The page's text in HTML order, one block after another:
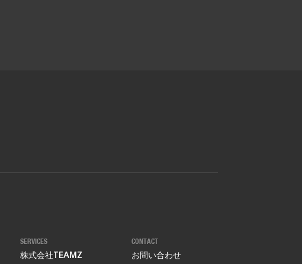
SERVICES
株式会社TEAMZ
CONTACT
お問い合わせ